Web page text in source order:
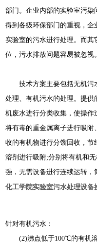
部门。企业内部的实验室污
得到各级环保部门的重视，
实验室的污水进行处理。而
位，污水排放问题容易被忽视。
技术方案主要包括无机污
处理、有机污水的处理。提
机废水进行分类收集，使操作
将有毒的重金属离子进行吸附
收的有机物进行分馏回收，
溶剂进行吸附;分别将有机和
强，无需设备进行连续运转，
化工学院实验室污水处理设备
针对有机污水：
(2)沸点低于100℃的有机溶